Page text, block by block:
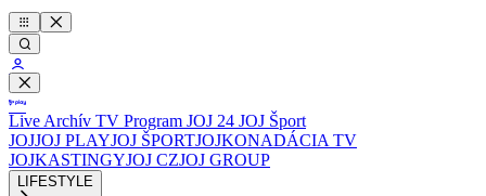
Live Archív TV Program JOJ 24 JOJ Šport
JOJJOJ PLAYJOJ ŠPORTJOJKONADÁCIA TV
JOJKASTINGYJOJ CZJOJ GROUP
LIFESTYLE